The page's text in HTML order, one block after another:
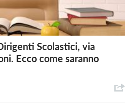
Scolastici, via
Ecco come saranno